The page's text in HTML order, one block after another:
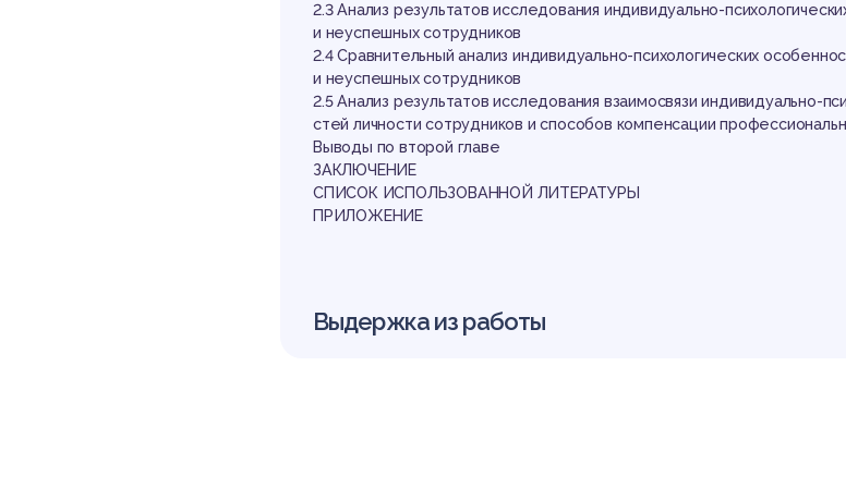
2.3 Анализ результатов исследования индивидуально-
и неуспешных сотрудников
2.4 Сравнительный анализ индивидуально-психологических
и неуспешных сотрудников
2.5 Анализ результатов исследования взаимосвязи индивидуально-
стей личности сотрудников и способов компенсации
Выводы по второй главе
ЗАКЛЮЧЕНИЕ
СПИСОК ИСПОЛЬЗОВАННОЙ ЛИТЕРАТУРЫ
ПРИЛОЖЕНИЕ
Выдержка из работы